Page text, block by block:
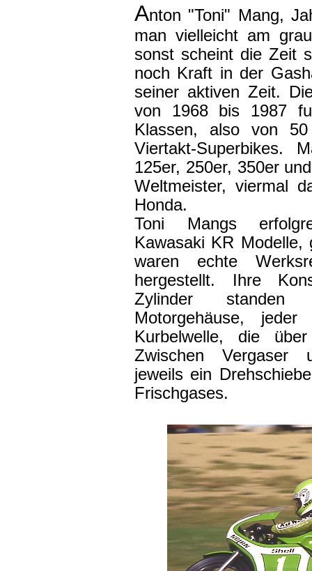
Anton "Toni" Mang,
man vielleicht am
sonst scheint die Zeit
noch Kraft in der
seiner aktiven Zeit.
von 1968 bis 1987
Klassen, also von
Viertakt-Superbikes.
125er, 250er, 350er
Weltmeister, viermal
Honda.
Toni Mangs
Kawasaki KR
waren echte
hergestellt. Ihre
Zylinder standen
Motorgehäuse,
Kurbelwelle, die
Zwischen Vergaser
jeweils ein
Frischgases.